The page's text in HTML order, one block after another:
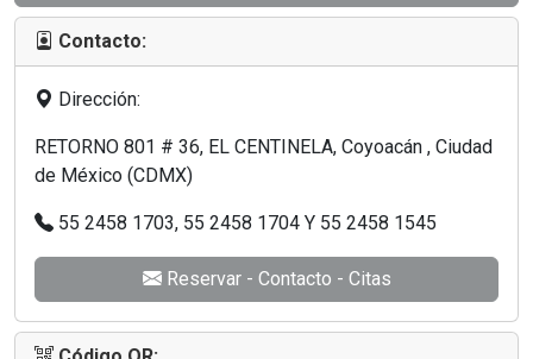
Contacto:
Dirección:
RETORNO 801 # 36, EL CENTINELA, Coyoacán , Ciudad
de México (CDMX)
55 2458 1703, 55 2458 1704 Y 55 2458 1545
Reservar - Contacto - Citas